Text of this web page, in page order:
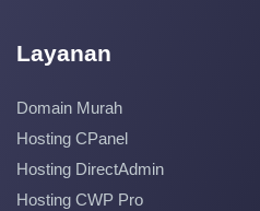
Layanan
Domain Murah
Hosting CPanel
Hosting DirectAdmin
Hosting CWP Pro